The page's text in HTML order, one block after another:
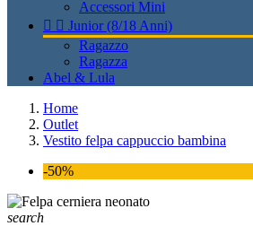
Accessori Mini
  Junior (8/18 Anni)
Ragazzo
Ragazza
Abel & Lula
Home
Outlet
Vestito felpa cappuccio bambina
-50%
search